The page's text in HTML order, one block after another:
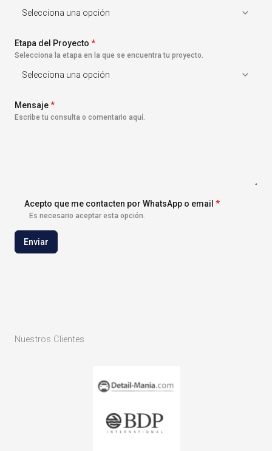
Etapa del Proyecto *
Selecciona la etapa en la que se encuentra tu proyecto.
Mensaje*
Escribe tu consulta o comentario aquí.
Acepto que me contacten por WhatsApp o email *
Es necesario aceptar esta opción.
Enviar
Nuestros Clientes